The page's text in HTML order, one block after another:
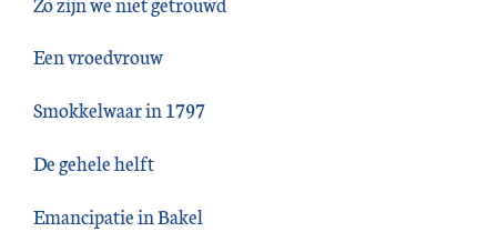
Een vroedvrouw
Smokkelwaar in 1797
De gehele helft
Emancipatie in Bakel